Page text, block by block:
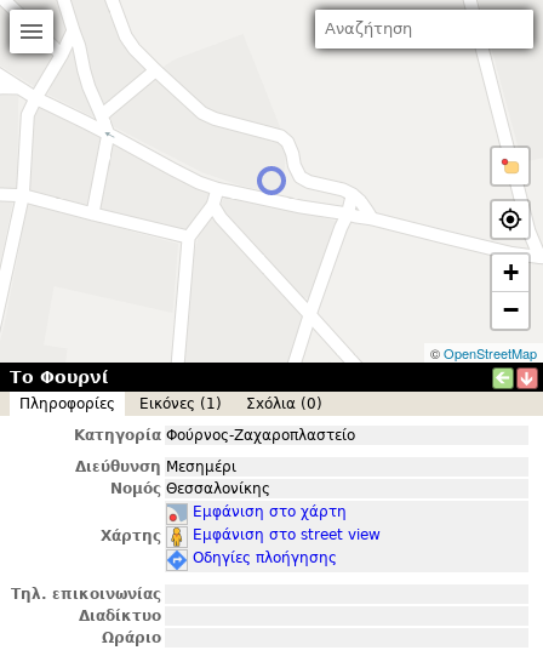
+
−
©OpenStreetMap
Το Φουρνί
Πληροφορίες Εικόνες (1)
Σxόλια (0)
Κατηγορία Φούρνος-Ζαχαροπλαστείο
Διεύθυνση Μεσημέρι
Νομός Θεσσαλονίκης
Χάρτης
Εμφάνιση στο χάρτη
Εμφάνιση στο street view
Οδηγίες πλοήγησης
Τηλ. επικοινωνίας
Διαδίκτυο
Ωράριο